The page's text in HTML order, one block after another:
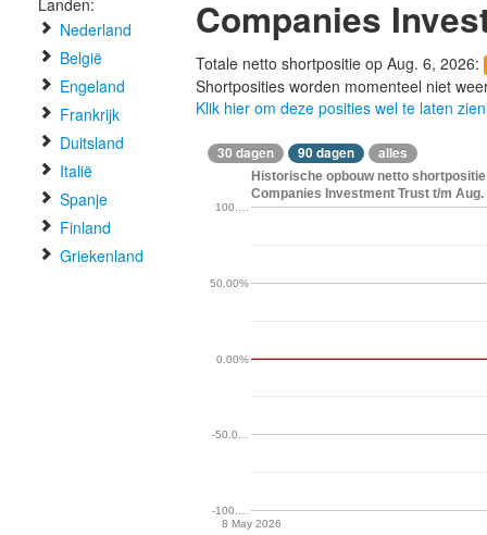
Landen:
Nederland
België
Engeland
Frankrijk
Duitsland
Italië
Spanje
Finland
Griekenland
Companies
Totale netto shortpositie op Aug. 6, 2026:
Shortposities worden momenteel niet
Klik hier om deze posities wel te laten zien
30 dagen 90 dagen alles
Historische opbouw netto
Companies Investment Trust t/m Aug.
8 May 2026
-100.…
-50.0…
0.00%
50.00%
100.…